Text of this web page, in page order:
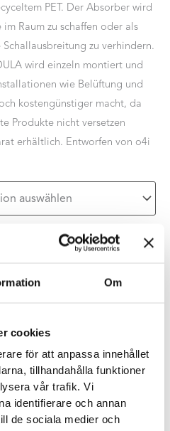
Om
cookies
för att anpassa innehållet
tillhandahålla funktioner
vår trafik. Vi
identifierare och annan
de sociala medier och
PET. Der Absorber wird
Raum zu schaffen oder als
zu verhindern.
wird einzeln montiert und
wie Belüftung und
kostengünstiger macht, da
Produkte nicht versetzen
erhältlich. Entworfen von o4i
Weiß